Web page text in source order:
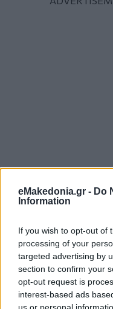
eMakedonia.gr - Do
Information
If you wish to opt-out of
processing of your
targeted advertising by
section to confirm your
opt-out request is
interest-based ads
us or personal